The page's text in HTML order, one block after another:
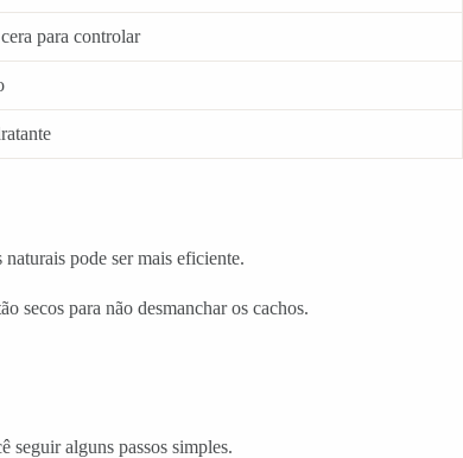
para controlar
pode ser mais eficiente.
secos para não desmanchar os cachos.
seguir alguns passos simples.